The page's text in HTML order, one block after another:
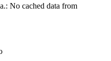
No cached data from